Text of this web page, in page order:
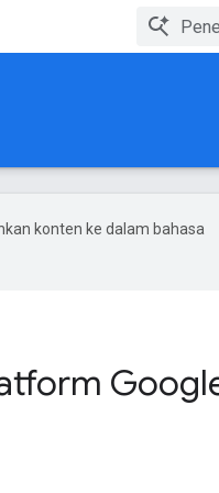
konten ke dalam bahasa